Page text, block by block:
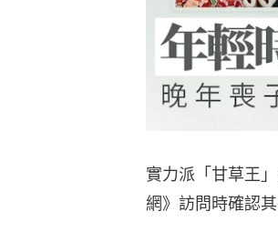
實力派「甘草王
網》訪問時確認